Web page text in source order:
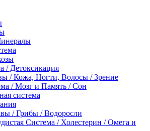
/ Детоксикация
/ Кожа, Ногти, Волосы / Зрение
/ Мозг и Память / Сон
система
/ Грибы / Водоросли
Система / Холестерин / Омега и